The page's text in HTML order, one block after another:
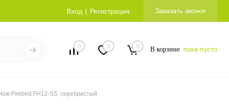
Вход Регистрация Заказать звонок
0 0 0 В корзине пока пусто
Firebird FH12-SS, серебристый